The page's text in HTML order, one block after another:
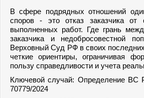
В сфере подрядных отношений
споров - это отказ заказчика от
выполненных работ. Где грань
заказчика и недобросовестной
Верховный Суд РФ в своих
четкие ориентиры, ограничивая
пользу справедливости и учета
Ключевой случай: Определение
70779/2024